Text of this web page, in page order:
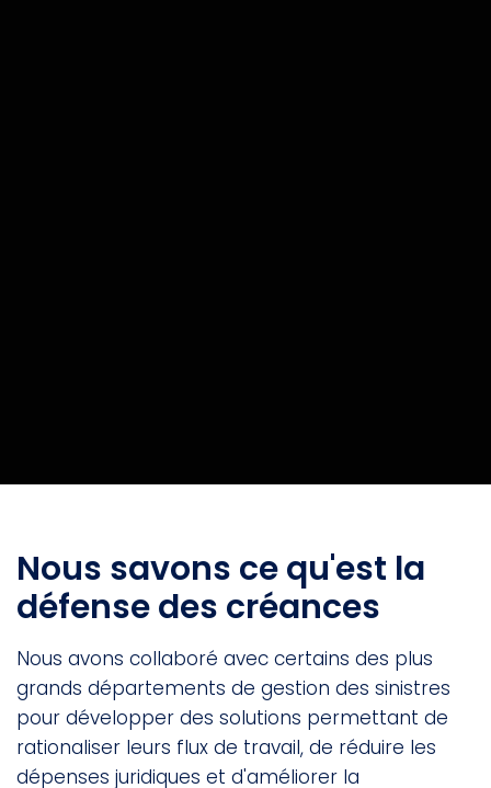
Nous savons ce qu'est la
défense des créances
Nous avons collaboré avec certains des plus
grands départements de gestion des sinistres
pour développer des solutions permettant de
rationaliser leurs flux de travail, de réduire les
dépenses juridiques et d'améliorer la